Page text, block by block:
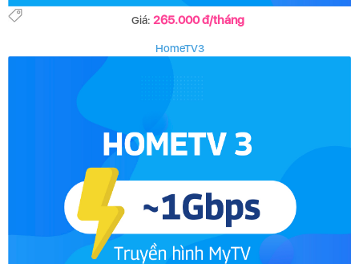
Giá:265.000 đ/tháng
HomeTV3